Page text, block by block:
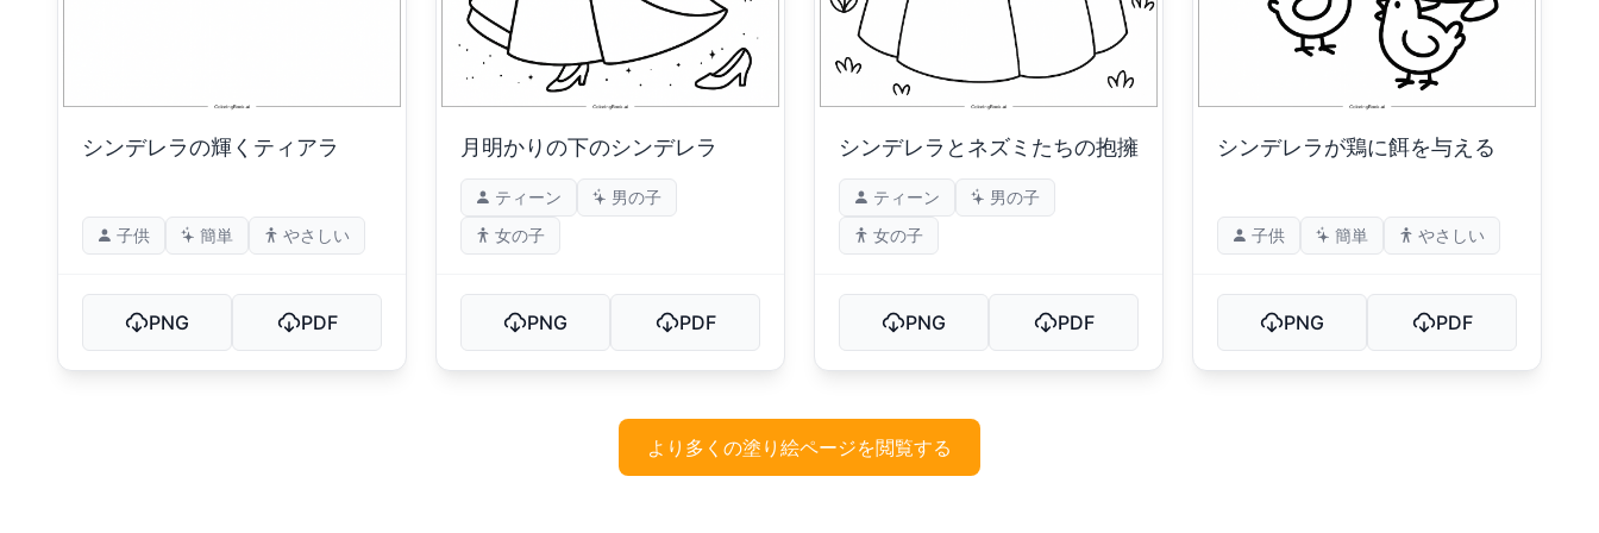
シンデレラの輝くティアラ
子供 簡単 やさしい
PNG PDF
月明かりの下のシンデレラ
ティーン
男の子
女の子
PNG PDF
シンデレラとネズミたちの抱擁
ティーン
男の子
女の子
PNG PDF
シンデレラが鶏に餌を与える
子供 簡単 やさしい
PNG PDF
より多くの塗り絵ページを閲覧する